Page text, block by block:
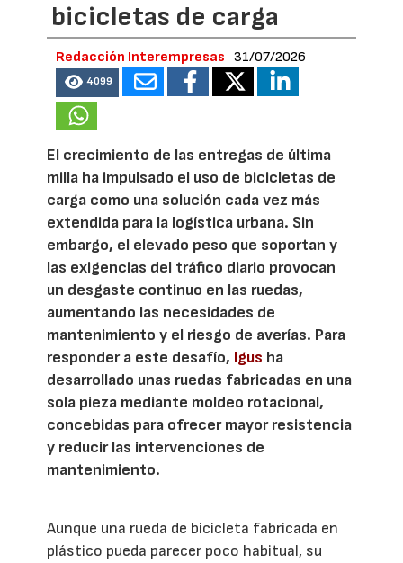
bicicletas de carga
Redacción Interempresas 31/07/2026
4099
El crecimiento de las entregas de última
milla ha impulsado el uso de bicicletas de
carga como una solución cada vez más
extendida para la logística urbana. Sin
embargo, el elevado peso que soportan y
las exigencias del tráfico diario provocan
un desgaste continuo en las ruedas,
aumentando las necesidades de
mantenimiento y el riesgo de averías. Para
responder a este desafío, Igus ha
desarrollado unas ruedas fabricadas en una
sola pieza mediante moldeo rotacional,
concebidas para ofrecer mayor resistencia
y reducir las intervenciones de
mantenimiento.
Aunque una rueda de bicicleta fabricada en
plástico pueda parecer poco habitual, su